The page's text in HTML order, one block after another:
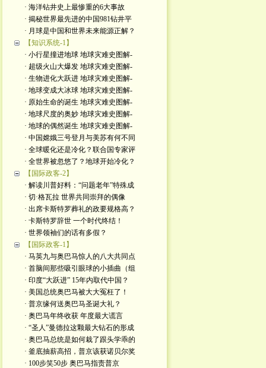
· 海洋钻井史上最惨重的6大事故
· 揭秘世界最先进的中国981钻井平
· 月球是中国和世界未来能源正解？
【知识系统-1】
· 小行星撞进地球 地球灾难史图解-
· 超级火山大爆发 地球灾难史图解-
· 生物进化大跃进 地球灾难史图解-
· 地球变成大冰球 地球灾难史图解-
· 原始生命的诞生 地球灾难史图解-
· 地球尺度的奥妙 地球灾难史图解-
· 地球的偶然诞生 地球灾难史图解-
· 中国嫦娥三号登月与美苏有何不同
· 全球暖化还是冷化？联合国专家评
· 全世界被忽悠了？地球开始冷化？
【国际政客-2】
· 解读川普好料：“问题老年”特殊成
· 切·格瓦拉 世界共同崇拜的偶像
· 出席卡斯特罗葬礼的政要规格高？
· 卡斯特罗辞世 一个时代终结！
· 世界领袖们的话有多假？
【国际政客-1】
· 马英九与奥巴马惊人的八大共同点
· 首脑间那些吸引眼球的小插曲（组
· 印度“大跃进” 15年内取代中国？
· 美国总统奥巴马被大大冤枉了！
· 普京缘何送奥巴马圣诞大礼？
· 奥巴马年终收获 年度最大谎言
· “圣人”曼德拉这颗最大钻石的形成
· 奥巴马总统是如何栽了跟头学乖的
· 釜底抽薪高招，普京该获诺贝尔奖
· 100步笑50步 奥巴马指责普京